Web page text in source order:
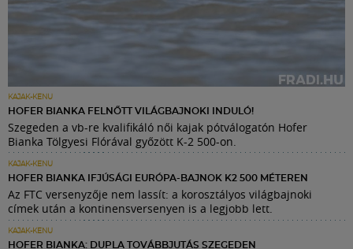
KAJAK-KENU
HOFER BIANKA FELNŐTT VILÁGBAJNOKI INDULÓ!
Szegeden a vb-re kvalifikáló női kajak pótválogatón Hofer
Bianka Tölgyesi Flórával győzött K-2 500-on.
KAJAK-KENU
HOFER BIANKA IFJÚSÁGI EURÓPA-BAJNOK K2 500 MÉTEREN
Az FTC versenyzője nem lassít: a korosztályos világbajnoki
címek után a kontinensversenyen is a legjobb lett.
KAJAK-KENU
HOFER BIANKA: DUPLA TOVÁBBJUTÁS SZEGEDEN